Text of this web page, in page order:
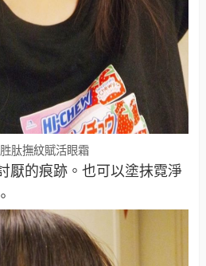
肽撫紋賦活眼霜
厭的痕跡。也可以塗抹霓淨